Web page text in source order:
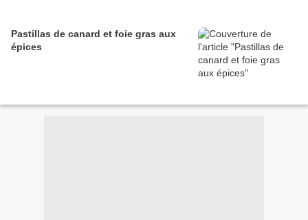
Pastillas de canard et foie gras aux
épices